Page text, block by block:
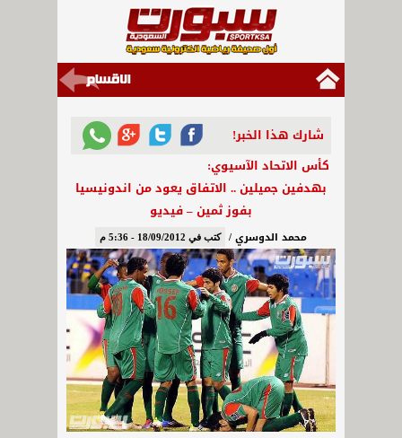
شارك هذا الخبر!
كأس الاتحاد الآسيوي:
بهدفين جميلين .. الاتفاق يعود من اندونيسيا
بفوز ثمين – فيديو
محمد الدوسري / كتب في 18/09/2012 - 5:36 م